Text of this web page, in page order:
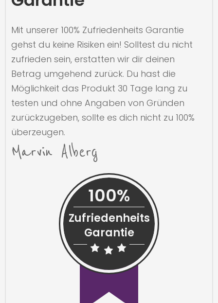
100%
Zufriedenheits
Garantie
Mit unserer 100% Zufriedenheits Garantie
gehst du keine Risiken ein! Solltest du nicht
zufrieden sein, erstatten wir dir deinen
Betrag umgehend zurück. Du hast die
Möglichkeit das Produkt 30 Tage lang zu
testen und ohne Angaben von Gründen
zurückzugeben, sollte es dich nicht zu 100%
überzeugen.
Marvin Alberg